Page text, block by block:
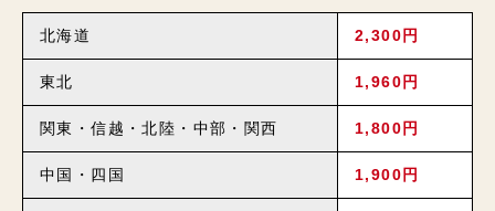
北海道 2,300円
東北 1,960円
関東・信越・北陸・中部・関西 1,800円
中国・四国 1,900円